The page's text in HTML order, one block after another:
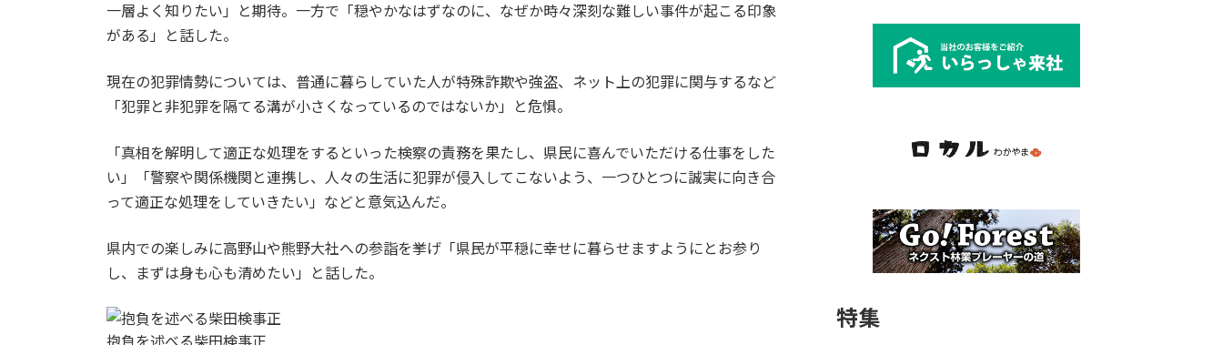
一層よく知りたい」と期待。一方で「穏やかなはずなのに、なぜか時々深刻な難しい事件が起こる印象
がある」と話した。
現在の犯罪情勢については、普通に暮らしていた人が特殊詐欺や強盗、ネット上の犯罪に関与するなど
「犯罪と非犯罪を隔てる溝が小さくなっているのではないか」と危惧。
「真相を解明して適正な処理をするといった検察の責務を果たし、県民に喜んでいただける仕事をした
い」「警察や関係機関と連携し、人々の生活に犯罪が侵入してこないよう、一つひとつに誠実に向き合
って適正な処理をしていきたい」などと意気込んだ。
県内での楽しみに高野山や熊野大社への参詣を挙げ「県民が平穏に幸せに暮らせますようにとお参り
し、まずは身も心も清めたい」と話した。
抱負を述べる柴田検事正
特集